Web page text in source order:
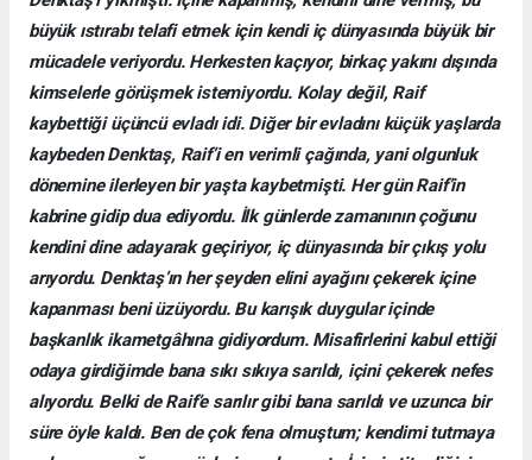
büyük ıstırabı telafi etmek için kendi iç dünyasında büyük bir
mücadele veriyordu. Herkesten kaçıyor, birkaç yakını dışında
kimselerle görüşmek istemiyordu. Kolay değil, Raif
kaybettiği üçüncü evladı idi. Diğer bir evladını küçük yaşlarda
kaybeden Denktaş, Raif’i en verimli çağında, yani olgunluk
dönemine ilerleyen bir yaşta kaybetmişti. Her gün Raif’in
kabrine gidip dua ediyordu. İlk günlerde zamanının çoğunu
kendini dine adayarak geçiriyor, iç dünyasında bir çıkış yolu
arıyordu. Denktaş’ın her şeyden elini ayağını çekerek içine
kapanması beni üzüyordu. Bu karışık duygular içinde
başkanlık ikametgâhına gidiyordum. Misafirlerini kabul ettiği
odaya girdiğimde bana sıkı sıkıya sarıldı, içini çekerek nefes
alıyordu. Belki de Raif’e sarılır gibi bana sarıldı ve uzunca bir
süre öyle kaldı. Ben de çok fena olmuştum; kendimi tutmaya